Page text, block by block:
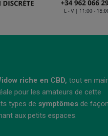
riche en CBD, tout en
pour les amateurs de cette
types de symptômes de façon
aux petits espaces.